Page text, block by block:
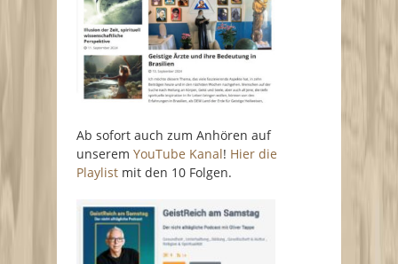
Ab sofort auch zum Anhören auf
unseremYouTube Kanal! Hier die
Playlist mit den 10 Folgen.